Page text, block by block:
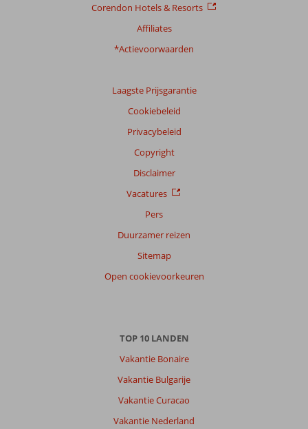
Corendon Hotels & Resorts
Affiliates
*Actievoorwaarden
Laagste Prijsgarantie
Cookiebeleid
Privacybeleid
Copyright
Disclaimer
Vacatures
Pers
Duurzamer reizen
Sitemap
Open cookievoorkeuren
TOP 10 LANDEN
Vakantie Bonaire
Vakantie Bulgarije
Vakantie Curacao
Vakantie Nederland